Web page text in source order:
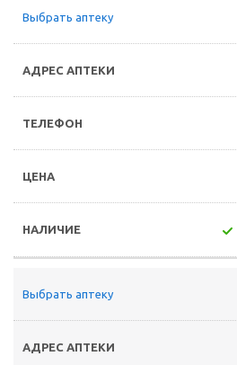
Выбрать аптеку
Выбрать аптеку